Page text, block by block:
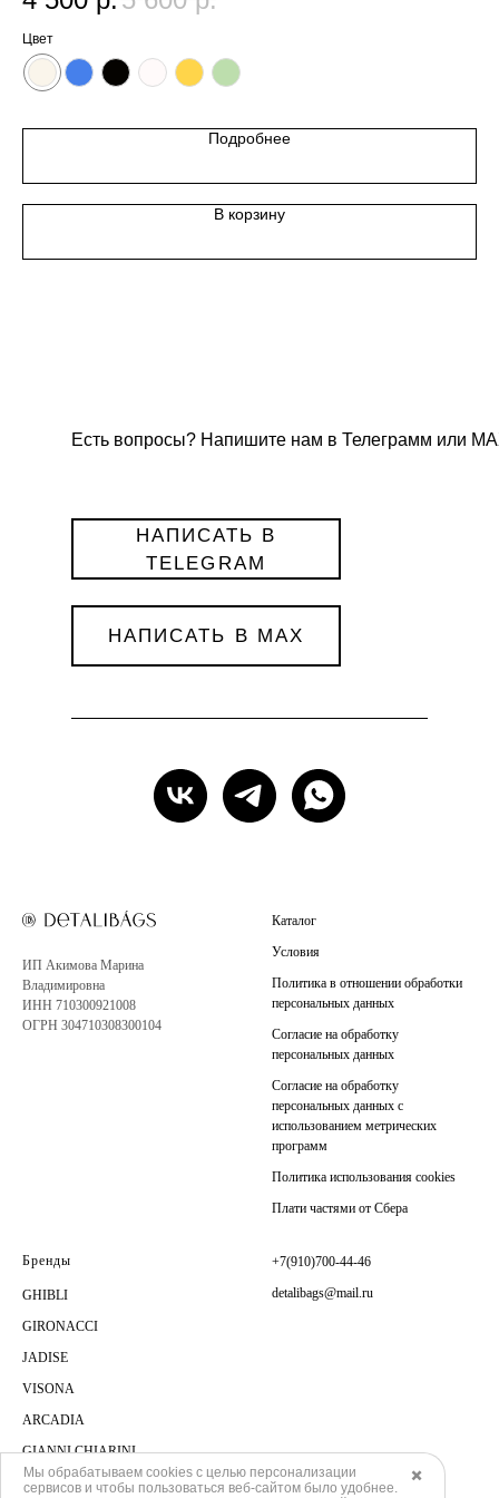
Цвет
Подробнее
В корзину
Есть вопросы? Напишите нам в Телеграмм или
НАПИСАТЬ В MAX
НАПИСАТЬ В
TELEGRAM
ИП Акимова Марина
Владимировна
ИНН 710300921008
ОГРН 304710308300104
Каталог
Условия
Политика в отношении обработки
персональных данных
Согласие на обработку
персональных данных
Согласие на обработку
персональных данных с
использованием метрических
программ
Политика использования cookies
Плати частями от Сбера
Бренды
GHIBLI
GIRONACCI
JADISE
VISONA
ARCADIA
GIANNI CHIARINI
+7(910)700-44-46
detalibags@mail.ru
✖️
Мы обрабатываем cookies с целью персонализации
сервисов и чтобы пользоваться веб-сайтом было удобнее.